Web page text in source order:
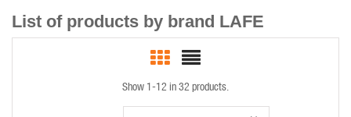
List of products by brand LAFE
Show 1-12 in 32 products.